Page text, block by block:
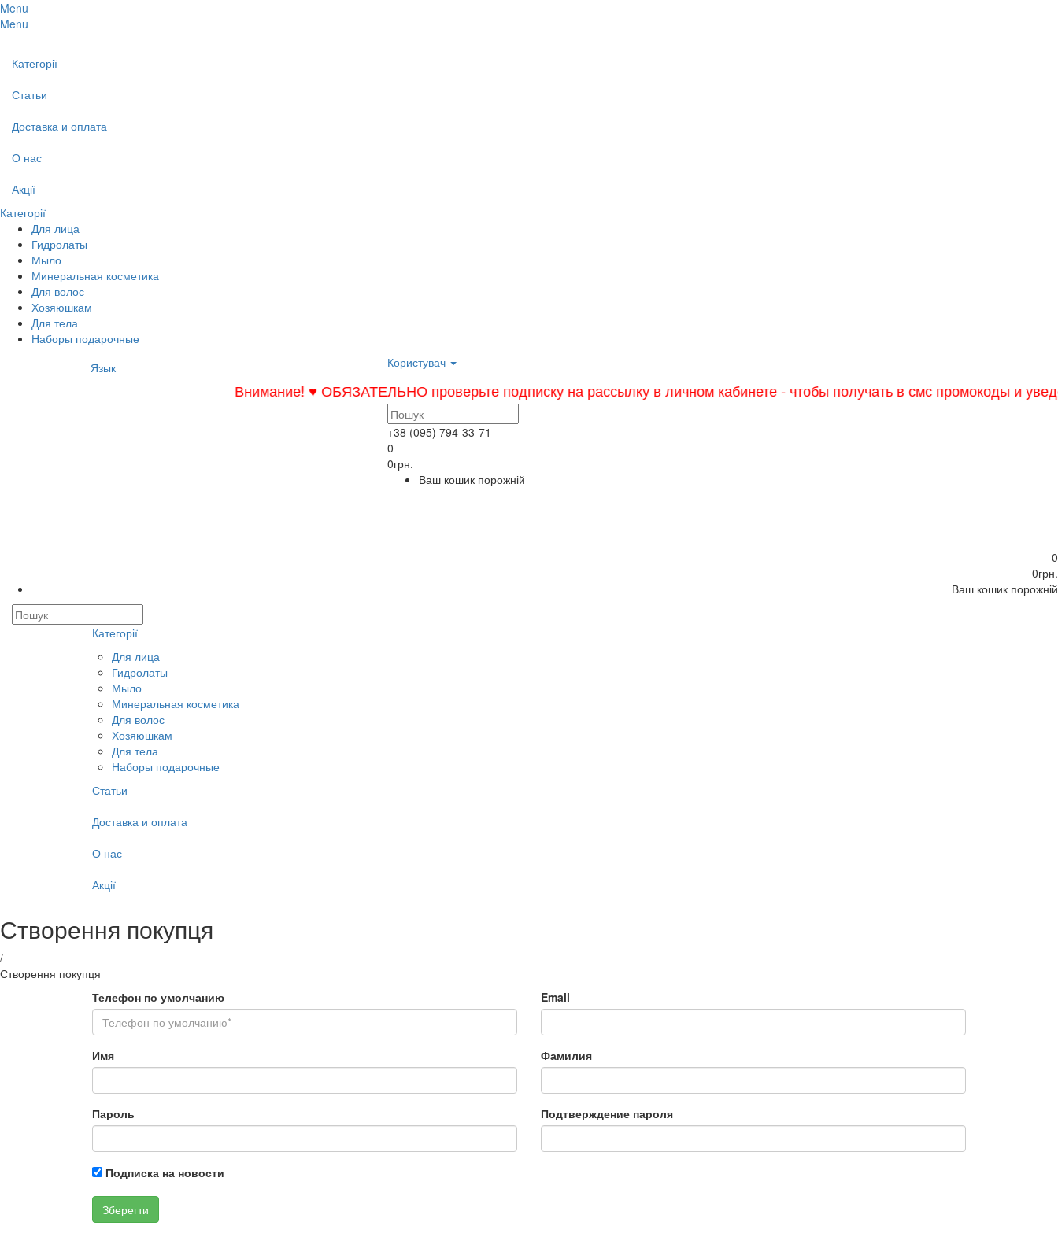
Menu
Menu
Категорії
Статьи
Доставка и оплата
О нас
Акції
Категорії
Для лица
Гидролаты
Мыло
Минеральная косметика
Для волос
Хозяюшкам
Для тела
Наборы подарочные
Язык
Користувач
Внимание! ♥ ОБЯЗАТЕЛЬНО проверьте подписку на рассылку в личном кабинете - чтобы получать в смс промокоды и
+38 (095) 794-33-71
0
0грн.
Ваш кошик порожній
0
0грн.
Ваш кошик порожній
Категорії
Для лица
Гидролаты
Мыло
Минеральная косметика
Для волос
Хозяюшкам
Для тела
Наборы подарочные
Статьи
Доставка и оплата
О нас
Акції
Створення покупця
/
Створення покупця
Телефон по умолчанию
Email
Имя Фамилия
Пароль Подтверждение пароля
Подписка на новости
Зберегти